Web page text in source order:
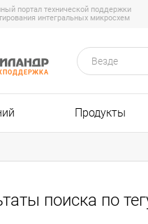
портал технической поддержки
интегральных микросхем
Везде
Продукты
поиска по